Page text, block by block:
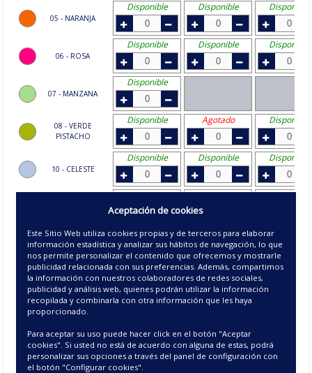
05 - NARANJA
06 - ROSA
07 - MANZANA
08 - VERDE
PISTACHO
10 - CELESTE
12 - AZULON
13 - CAMEL
15 - BEIGE
Disponible Disponible Disponible
Disponible Disponible Disponible
Disponible
Disponible Agotado Disponible
Disponible Disponible Disponible
Disponible Disponible Disponible
Disponible Disponible Disponible
Disponible Disponible Disponible
Disponible
Disponible Disponible Disponible
Aceptación de cookies
Este Sitio Web utiliza cookies propias y de terceros para elaborar
información estadística y analizar sus hábitos de navegación, lo que
nos permite personalizar el contenido que ofrecemos y mostrarle
publicidad relacionada con sus preferencias. Además, compartimos
la información con nuestros colaboradores de redes sociales,
publicidad y análisis web, quienes podrán utilizar la información
recopilada y combinarla con otra información que les haya
proporcionado.
Para aceptar su uso puede hacer click en el botón "Aceptar
cookies". Si usted no está de acuerdo con alguna de estas, podrá
personalizar sus opciones a través del panel de configuración con
el botón "Configurar cookies".